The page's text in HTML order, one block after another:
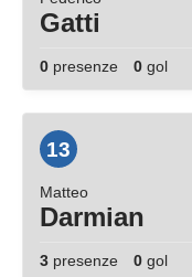
Gatti
0 presenze 0 gol
13
Matteo
Darmian
3 presenze 0 gol